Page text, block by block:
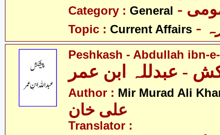
Category : General
Topic : Current Affairs
Peshkash - Abdullah ibn-
- عبدللہ ابن عمر
Author : Mir Murad Ali
علی خان
Translator :